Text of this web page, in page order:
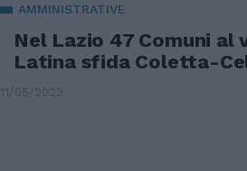
AMMINISTRATIVE
Nel Lazio 47 Comuni al
Latina sfida Coletta-
11/05/2023